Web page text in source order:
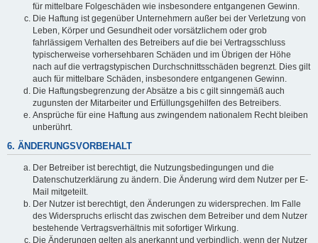
für mittelbare Folgeschäden wie insbesondere entgangenen Gewinn.
Die Haftung ist gegenüber Unternehmern außer bei der Verletzung von
Leben, Körper und Gesundheit oder vorsätzlichem oder grob
fahrlässigem Verhalten des Betreibers auf die bei Vertragsschluss
typischerweise vorhersehbaren Schäden und im Übrigen der Höhe
nach auf die vertragstypischen Durchschnittsschäden begrenzt. Dies gilt
auch für mittelbare Schäden, insbesondere entgangenen Gewinn.
Die Haftungsbegrenzung der Absätze a bis c gilt sinngemäß auch
zugunsten der Mitarbeiter und Erfüllungsgehilfen des Betreibers.
Ansprüche für eine Haftung aus zwingendem nationalem Recht bleiben
unberührt.
6. ÄNDERUNGSVORBEHALT
Der Betreiber ist berechtigt, die Nutzungsbedingungen und die
Datenschutzerklärung zu ändern. Die Änderung wird dem Nutzer per E-
Mail mitgeteilt.
Der Nutzer ist berechtigt, den Änderungen zu widersprechen. Im Falle
des Widerspruchs erlischt das zwischen dem Betreiber und dem Nutzer
bestehende Vertragsverhältnis mit sofortiger Wirkung.
Die Änderungen gelten als anerkannt und verbindlich, wenn der Nutzer